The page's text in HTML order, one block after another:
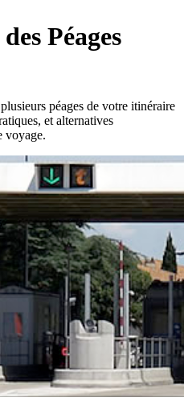
Péages
péages de votre itinéraire
et alternatives
voyage.